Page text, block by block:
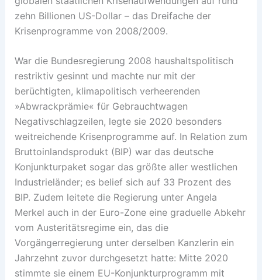
zehn Billionen US-Dollar – das Drei­fache der
Krisenprogramme von 2008/2009.
War die Bundesregierung 2008 haushaltspolitisch
restriktiv gesinnt und machte nur mit der
berüchtigten, klimapolitisch verheerenden
»Abwrack­prämie« für Gebrauchtwagen
Negativschlagzeilen, legte sie 2020 besonders
weitreichende Krisenprogramme auf. In Relation zum
Bruttoinlandsprodukt (BIP) war das deutsche
Konjunkturpaket sogar das größte aller westlichen
Industrieländer; es belief sich auf 33 Prozent des
BIP. Zudem leitete die Regierung unter Angela
Merkel auch in der Euro-Zone eine graduelle Abkehr
vom Austeritätsregime ein, das die
Vorgängerregierung unter derselben Kanzlerin ein
Jahrzehnt zuvor durchgesetzt hatte: Mitte 2020
stimmte sie einem EU-Konjunkturprogramm mit